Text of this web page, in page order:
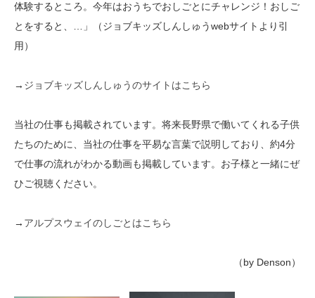
体験するところ。今年はおうちでおしごとにチャレンジ！おしご
とをすると、…」（ジョブキッズしんしゅうwebサイトより引
用）
→ ジョブキッズしんしゅうのサイトはこちら
当社の仕事も掲載されています。将来長野県で働いてくれる子供
たちのために、当社の仕事を平易な言葉で説明しており、約4分
で仕事の流れがわかる動画も掲載しています。お子様と一緒にぜ
ひご視聴ください。
→ アルプスウェイのしごとはこちら
（by Denson）